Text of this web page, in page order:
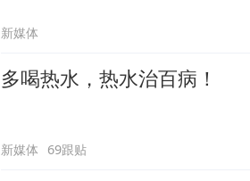
新媒体
多喝热水，热水治百病！
新媒体 69跟贴